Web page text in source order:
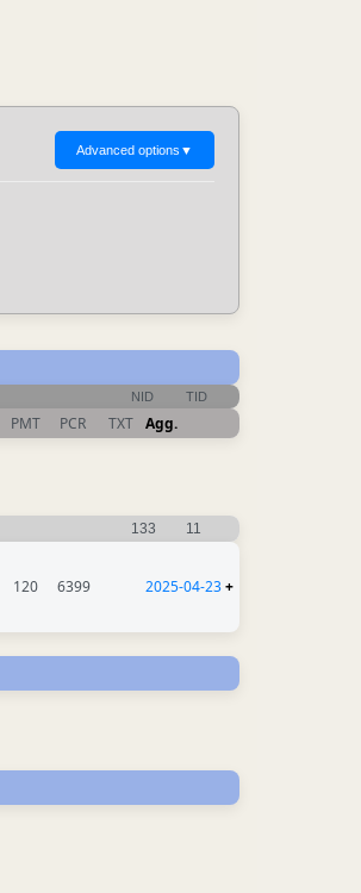
Advanced options ▼
NID TID
PMT PCR TXT Agg.
133 11
120 6399 2025-04-23+